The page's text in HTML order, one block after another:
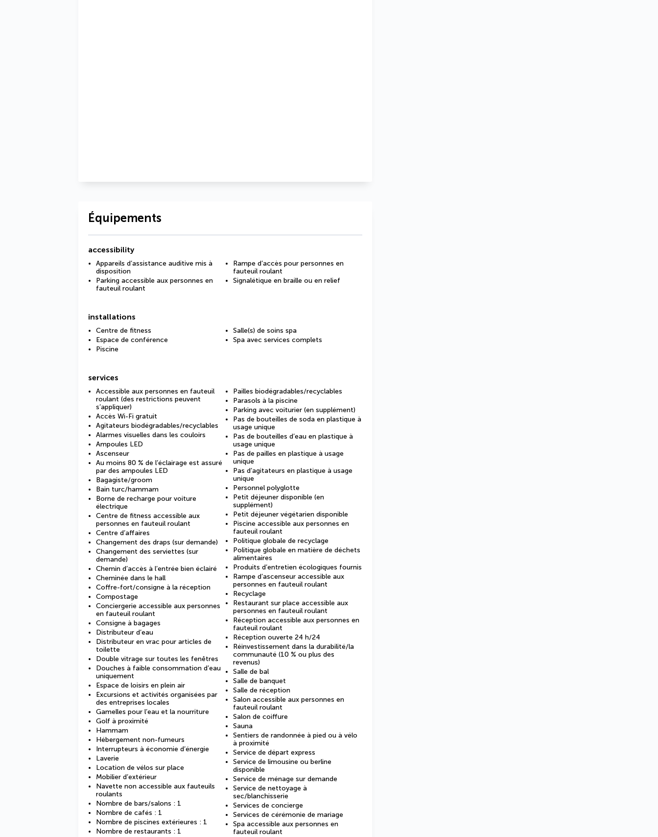
Équipements
accessibility
Appareils d’assistance auditive mis à
disposition
Parking accessible aux personnes en
fauteuil roulant
Rampe d’accès pour personnes en
fauteuil roulant
Signalétique en braille ou en relief
installations
Centre de fitness
Espace de conférence
Piscine
Salle(s) de soins spa
Spa avec services complets
services
Accessible aux personnes en fauteuil
roulant (des restrictions peuvent
s’appliquer)
Accès Wi-Fi gratuit
Agitateurs biodégradables/recyclables
Alarmes visuelles dans les couloirs
Ampoules LED
Ascenseur
Au moins 80 % de l’éclairage est assuré
par des ampoules LED
Bagagiste/groom
Bain turc/hammam
Borne de recharge pour voiture
électrique
Centre de fitness accessible aux
personnes en fauteuil roulant
Centre d’affaires
Changement des draps (sur demande)
Changement des serviettes (sur
demande)
Chemin d’accès à l’entrée bien éclairé
Cheminée dans le hall
Coffre-fort/consigne à la réception
Compostage
Conciergerie accessible aux personnes
en fauteuil roulant
Consigne à bagages
Distributeur d’eau
Distributeur en vrac pour articles de
toilette
Double vitrage sur toutes les fenêtres
Douches à faible consommation d’eau
uniquement
Espace de loisirs en plein air
Excursions et activités organisées par
des entreprises locales
Gamelles pour l’eau et la nourriture
Golf à proximité
Hammam
Hébergement non-fumeurs
Interrupteurs à économie d’énergie
Laverie
Location de vélos sur place
Mobilier d’extérieur
Navette non accessible aux fauteuils
roulants
Nombre de bars/salons : 1
Nombre de cafés : 1
Nombre de piscines extérieures : 1
Nombre de restaurants : 1
Pailles biodégradables/recyclables
Parasols à la piscine
Parking avec voiturier (en supplément)
Pas de bouteilles de soda en plastique à
usage unique
Pas de bouteilles d’eau en plastique à
usage unique
Pas de pailles en plastique à usage
unique
Pas d’agitateurs en plastique à usage
unique
Personnel polyglotte
Petit déjeuner disponible (en
supplément)
Petit déjeuner végétarien disponible
Piscine accessible aux personnes en
fauteuil roulant
Politique globale de recyclage
Politique globale en matière de déchets
alimentaires
Produits d’entretien écologiques fournis
Rampe d’ascenseur accessible aux
personnes en fauteuil roulant
Recyclage
Restaurant sur place accessible aux
personnes en fauteuil roulant
Réception accessible aux personnes en
fauteuil roulant
Réception ouverte 24 h/24
Réinvestissement dans la durabilité/la
communauté (10 % ou plus des
revenus)
Salle de bal
Salle de banquet
Salle de réception
Salon accessible aux personnes en
fauteuil roulant
Salon de coiffure
Sauna
Sentiers de randonnée à pied ou à vélo
à proximité
Service de départ express
Service de limousine ou berline
disponible
Service de ménage sur demande
Service de nettoyage à
sec/blanchisserie
Services de concierge
Services de cérémonie de mariage
Spa accessible aux personnes en
fauteuil roulant